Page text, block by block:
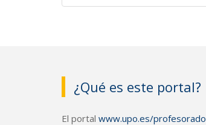
¿Qué es este portal?
El portal www.upo.es/profesorado